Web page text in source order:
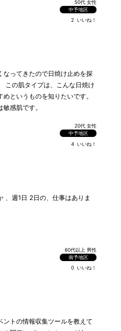
きて良いのではと主人は思って
すが…。 抜け代わりの時期は特
50代 女性
中予地区
2 いいね！
なってきたので日焼け止めを探
この肌タイプは、こんな日焼け
めというものを知りたいです。
感肌です。
20代 女性
中予地区
4 いいね！
、週1日 2日の、仕事はありま
60代以上 男性
南予地区
0 いいね！
ントの情報収集ツールを教えて